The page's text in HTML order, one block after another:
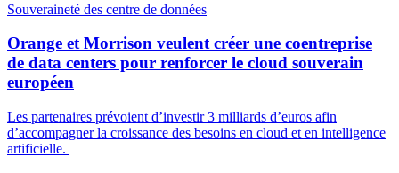
Souveraineté des centre de données
Orange et Morrison veulent créer une coentreprise
de data centers pour renforcer le cloud souverain
européen
Les partenaires prévoient d’investir 3 milliards d’euros afin
d’accompagner la croissance des besoins en cloud et en intelligence
artificielle.